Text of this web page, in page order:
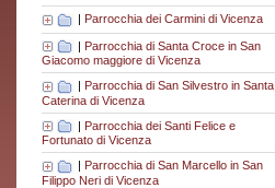
Parrocchia dei Carmini di Vicenza
| Parrocchia di Santa Croce in San
Giacomo maggiore di Vicenza
Parrocchia di San Silvestro in Santa
Caterina di Vicenza
| Parrocchia dei Santi Felice e
Fortunato di Vicenza
Parrocchia di San Marcello in San
Filippo Neri di Vicenza